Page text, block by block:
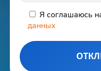
Я соглашаюсь
данных